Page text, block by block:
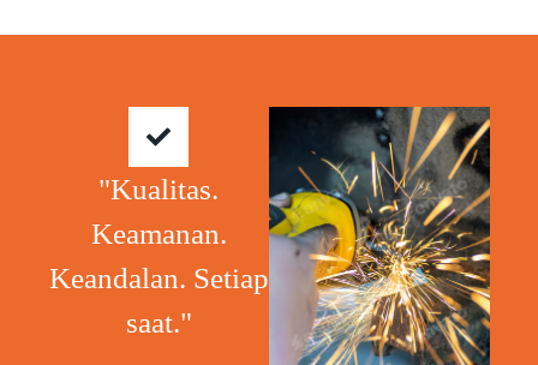
"Kualitas.
Keamanan.
Keandalan. Setiap
saat."